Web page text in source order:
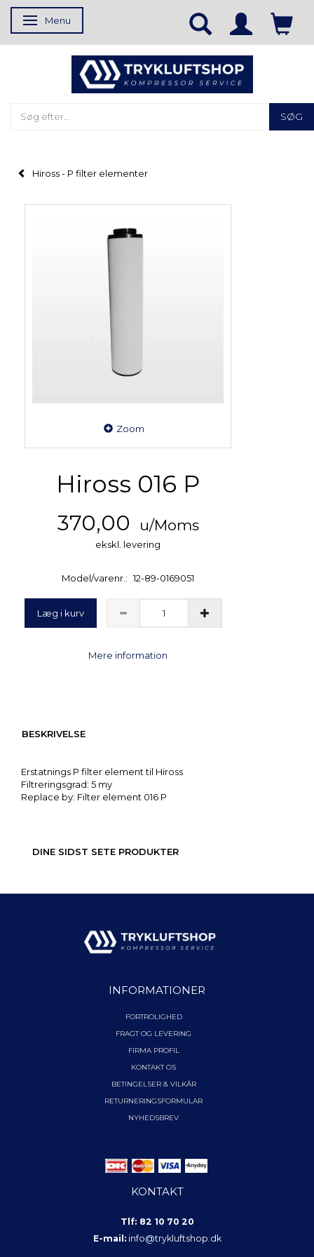
Skifte navigation
Menu
SØG
Hiross - P filter elementer
Zoom
Hiross 016 P
370,00 u/Moms
ekskl. levering
Model/varenr.: 12-89-0169051
Læg i kurv
Mere information
BESKRIVELSE
Erstatnings P filter element til Hiross
Filtreringsgrad: 5 my
Replace by: Filter element 016 P
DINE SIDST SETE PRODUKTER
INFORMATIONER
FORTROLIGHED
FRAGT OG LEVERING
FIRMA PROFIL
KONTAKT OS
BETINGELSER & VILKÅR
RETURNERINGSFORMULAR
NYHEDSBREV
KONTAKT
Tlf: 82 10 70 20
E-mail: info@trykluftshop.dk